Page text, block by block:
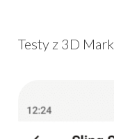
Testy z 3D Mark